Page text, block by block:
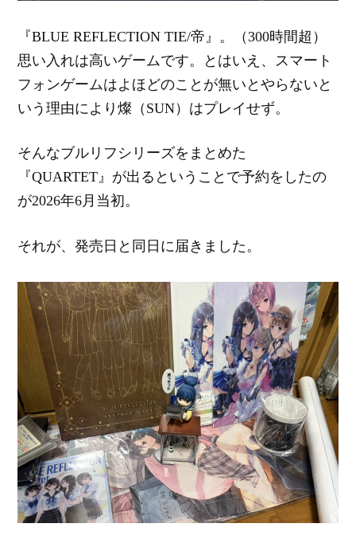
『BLUE REFLECTION TIE/帝』。（300時間超）
思い入れは高いゲームです。とはいえ、スマート
フォンゲームはよほどのことが無いとやらないと
いう理由により燦（SUN）はプレイせず。
そんなブルリフシリーズをまとめた
『QUARTET』が出るということで予約をしたの
が2026年6月当初。
それが、発売日と同日に届きました。